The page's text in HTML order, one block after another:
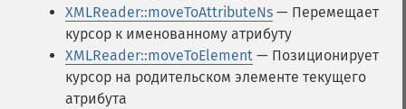
XMLReader::moveToAttributeNs — Перемещает
курсор к именованному атрибуту
XMLReader::moveToElement — Позиционирует
курсор на родительском элементе текущего
атрибута